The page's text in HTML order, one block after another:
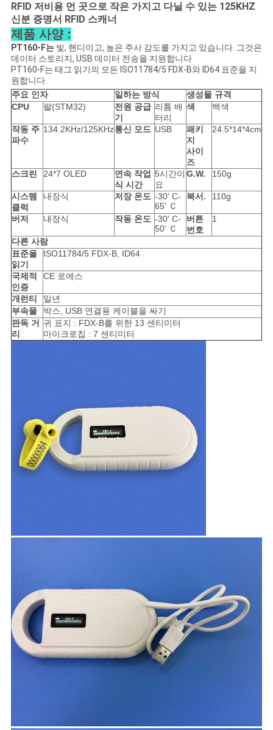
연
락
주
세
요
뉴
스
인
용
문
을
요
요
사
PRIVACY
POLICY
RFID 저비용 먼 곳으로 작은 가지고 다닐 수 있는 125KHZ
신분 증명서 RFID 스캐너
제품 사양 :
PT160-F는 빛, 핸디이고, 높은 주사 감도를 가지고 있습니다. 그것은
데이터 스토리지, USB 데이터 전송을 지원합니다
PT160-F는 태그 읽기의 모든 ISO11784/5 FDX-B와 ID64 표준을 지
원합니다.
주요 인자
일하는 방식
생성물 규격
CPU
팔(STM32)
전원 공급
기
리튬 배
터리
색 백색
작동 주
파수
134.2KHz/125KHz통신 모드 USB
패키
지
사이
즈
24.5*14*4cm
스크린 24*7 OLED
연속 작업
식 시간
5시간이
요
G.W. 150g
시스템
클럭
내장식 저장 온도 -30' C-
65' Ｃ
북서. 110g
버저 내장식 작동 온도 -30' C-
50' Ｃ
버튼
번호
1
다른 사람
표준을
읽기
ISO11784/5 FDX-B, ID64
국제적
인증
CE 로에스
개런티
일년
부속물
박스, USB 연결용 케이블을 싸기
판독 거
리
귀 표지 : FDX-B를 위한 13 센티미터
마이크로칩 : 7 센티미터